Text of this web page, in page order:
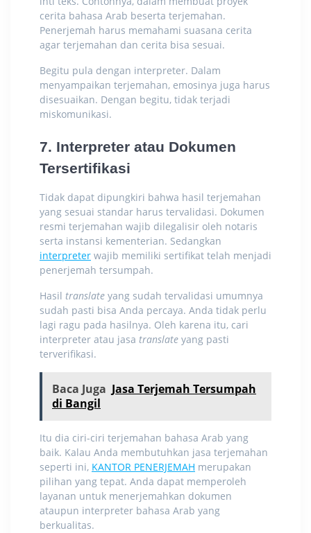
cerita bahasa Arab beserta terjemahan.
Penerjemah harus memahami suasana cerita
agar terjemahan dan cerita bisa sesuai.
Begitu pula dengan interpreter. Dalam
menyampaikan terjemahan, emosinya juga harus
disesuaikan. Dengan begitu, tidak terjadi
miskomunikasi.
7. Interpreter atau Dokumen
Tersertifikasi
Tidak dapat dipungkiri bahwa hasil terjemahan
yang sesuai standar harus tervalidasi. Dokumen
resmi terjemahan wajib dilegalisir oleh notaris
serta instansi kementerian. Sedangkan
interpreter wajib memiliki sertifikat telah menjadi
penerjemah tersumpah.
Hasil translate yang sudah tervalidasi umumnya
sudah pasti bisa Anda percaya. Anda tidak perlu
lagi ragu pada hasilnya. Oleh karena itu, cari
interpreter atau jasa translate yang pasti
terverifikasi.
Baca Juga Jasa Terjemah Tersumpah
di Bangil
Itu dia ciri-ciri terjemahan bahasa Arab yang
baik. Kalau Anda membutuhkan jasa terjemahan
seperti ini, KANTOR PENERJEMAH merupakan
pilihan yang tepat. Anda dapat memperoleh
layanan untuk menerjemahkan dokumen
ataupun interpreter bahasa Arab yang
berkualitas.